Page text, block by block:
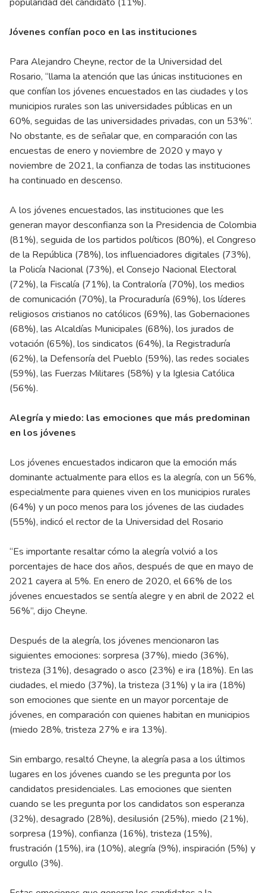
Jóvenes confían poco en las instituciones
Para Alejandro Cheyne, rector de la Universidad del
Rosario, “llama la atención que las únicas instituciones en
que confían los jóvenes encuestados en las ciudades y los
municipios rurales son las universidades públicas en un
60%, seguidas de las universidades privadas, con un 53%”.
No obstante, es de señalar que, en comparación con las
encuestas de enero y noviembre de 2020 y mayo y
noviembre de 2021, la confianza de todas las instituciones
ha continuado en descenso.
A los jóvenes encuestados, las instituciones que les
generan mayor desconfianza son la Presidencia de Colombia
(81%), seguida de los partidos políticos (80%), el Congreso
de la República (78%), los influenciadores digitales (73%),
la Policía Nacional (73%), el Consejo Nacional Electoral
(72%), la Fiscalía (71%), la Contraloría (70%), los medios
de comunicación (70%), la Procuraduría (69%), los líderes
religiosos cristianos no católicos (69%), las Gobernaciones
(68%), las Alcaldías Municipales (68%), los jurados de
votación (65%), los sindicatos (64%), la Registraduría
(62%), la Defensoría del Pueblo (59%), las redes sociales
(59%), las Fuerzas Militares (58%) y la Iglesia Católica
(56%).
Alegría y miedo: las emociones que más predominan
en los jóvenes
Los jóvenes encuestados indicaron que la emoción más
dominante actualmente para ellos es la alegría, con un 56%,
especialmente para quienes viven en los municipios rurales
(64%) y un poco menos para los jóvenes de las ciudades
(55%), indicó el rector de la Universidad del Rosario
“Es importante resaltar cómo la alegría volvió a los
porcentajes de hace dos años, después de que en mayo de
2021 cayera al 5%. En enero de 2020, el 66% de los
jóvenes encuestados se sentía alegre y en abril de 2022 el
56%”, dijo Cheyne.
Después de la alegría, los jóvenes mencionaron las
siguientes emociones: sorpresa (37%), miedo (36%),
tristeza (31%), desagrado o asco (23%) e ira (18%). En las
ciudades, el miedo (37%), la tristeza (31%) y la ira (18%)
son emociones que siente en un mayor porcentaje de
jóvenes, en comparación con quienes habitan en municipios
(miedo 28%, tristeza 27% e ira 13%).
Sin embargo, resaltó Cheyne, la alegría pasa a los últimos
lugares en los jóvenes cuando se les pregunta por los
candidatos presidenciales. Las emociones que sienten
cuando se les pregunta por los candidatos son esperanza
(32%), desagrado (28%), desilusión (25%), miedo (21%),
sorpresa (19%), confianza (16%), tristeza (15%),
frustración (15%), ira (10%), alegría (9%), inspiración (5%) y
orgullo (3%).